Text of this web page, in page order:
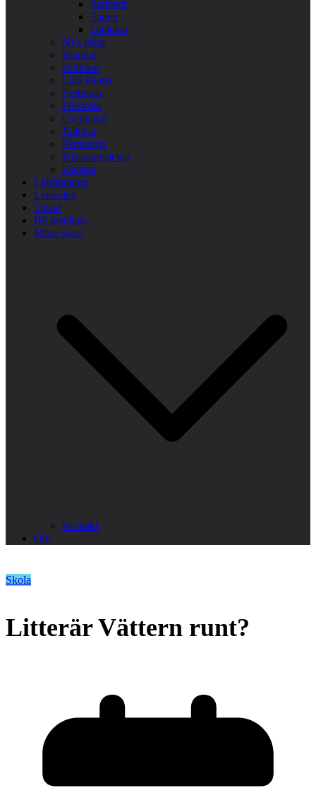
Stafetter
Tagen
Utelekar
Nya lekar
Blandat
Bollekar
Lära känna
Festlekar
Förskola
Gympasal
Jullekar
Femkamp
Klassrumslekar
Kluriga
Lekfinnaren
Lekindex
Tipsa!
Bli medlem
Mina Sidor
Kontakt
Om
Skola
Litterär Vättern runt?